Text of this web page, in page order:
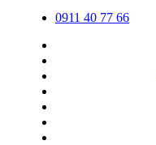
0911 40 77 66